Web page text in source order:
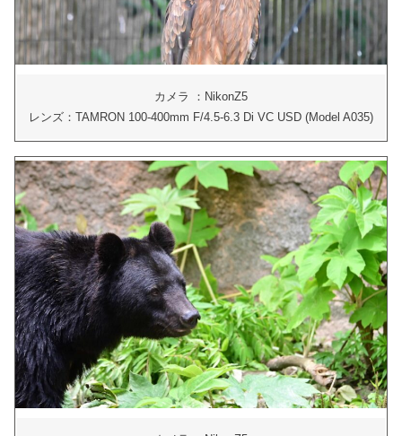
カメラ ：NikonZ5
レンズ：TAMRON 100-400mm F/4.5-6.3 Di VC USD (Model A035)